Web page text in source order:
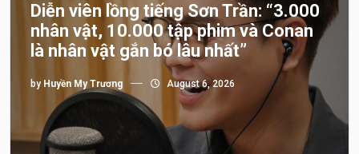
Diễn viên lồng tiếng Sơn Trần: “3.000
nhân vật, 10.000 tập phim và Conan
là nhân vật gắn bó lâu nhất”
by Huyền My Trương August 6, 2026